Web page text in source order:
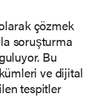
çözmek
soruşturma
Bu
ve dijital
tespitler